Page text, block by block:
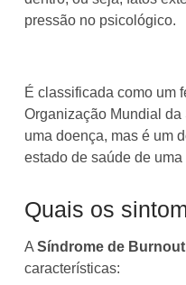
pressão no psicológico.
É classificada como um
Organização Mundial da
uma doença, mas é um
estado de saúde de uma
Quais os
A Síndrome de Burnout
características: